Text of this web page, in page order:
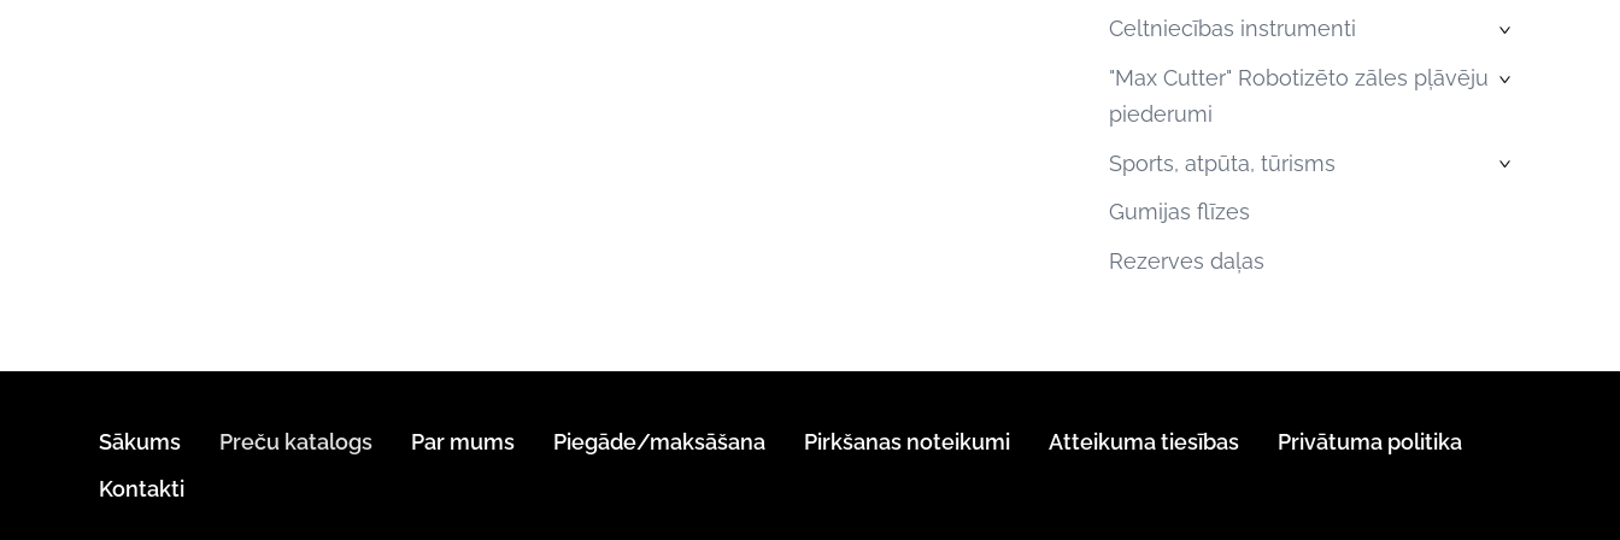
Celtniecības instrumenti ›
"Max Cutter" Robotizēto zāles pļāvēju
piederumi
›
Sports, atpūta, tūrisms ›
Gumijas flīzes
Rezerves daļas
Sākums Preču katalogs Par mums Piegāde/maksāšana Pirkšanas noteikumi Atteikuma tiesības
Privātuma politika
Kontakti